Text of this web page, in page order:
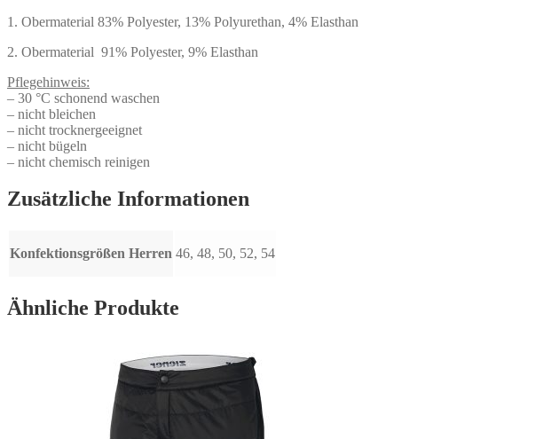
1. Obermaterial 83% Polyester, 13% Polyurethan, 4% Elasthan
2. Obermaterial 91% Polyester, 9% Elasthan
Pflegehinweis:
– 30 °C schonend waschen
– nicht bleichen
– nicht trocknergeeignet
– nicht bügeln
– nicht chemisch reinigen
Zusätzliche Informationen
Konfektionsgrößen Herren 46, 48, 50, 52, 54
Ähnliche Produkte